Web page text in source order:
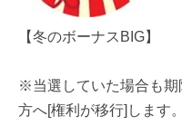
【冬のボーナスBIG】
※当選していた場合も期
方へ[権利が移行]します。